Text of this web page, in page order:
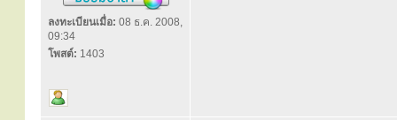
ลงทะเบียนเมื่อ: 08 ธ.ค. 2008,
09:34
โพสต์: 1403